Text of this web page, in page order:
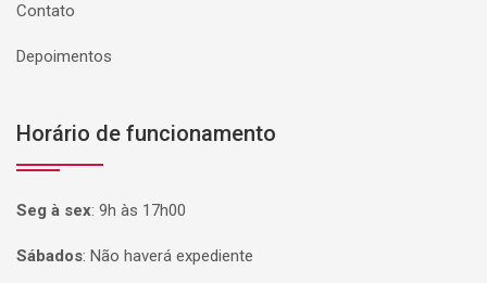
Contato
Depoimentos
Horário de funcionamento
Seg à sex: 9h às 17h00
Sábados: Não haverá expediente